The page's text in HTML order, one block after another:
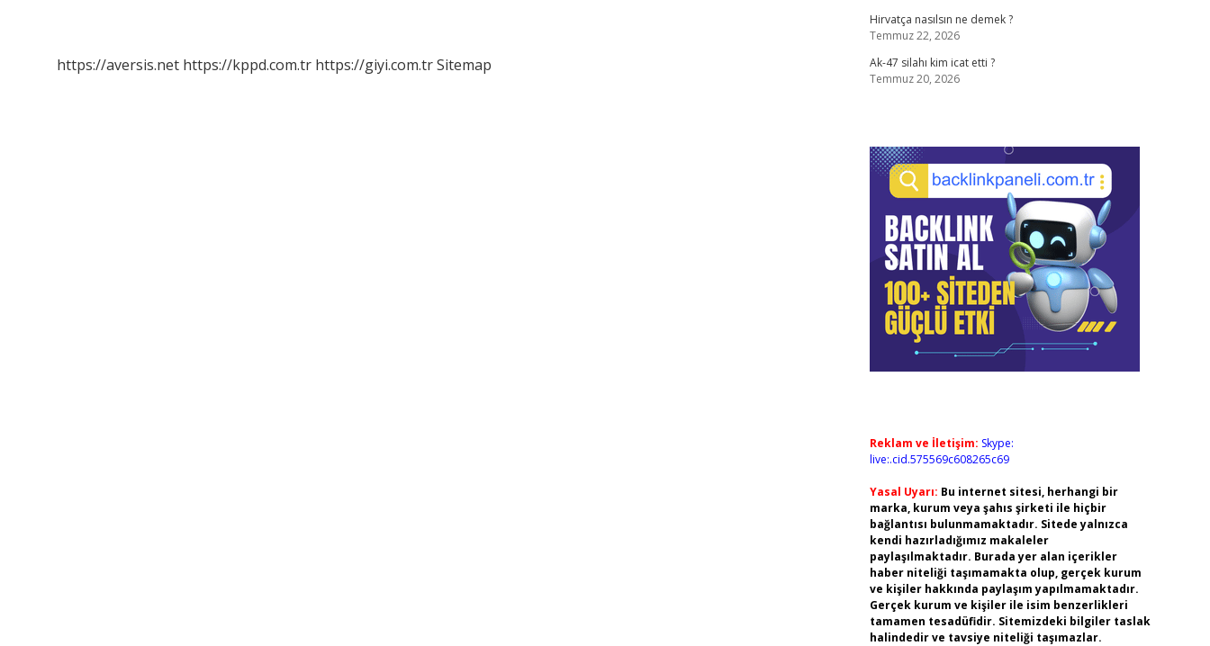
https://aversis.net https://kppd.com.tr https://giyi.com.trSitemap
Hirvatça nasılsın ne demek ?
Temmuz 22, 2026
Ak-47 silahı kim icat etti ?
Temmuz 20, 2026
Reklam ve İletişim: Skype:
live:.cid.575569c608265c69
Yasal Uyarı: Bu internet sitesi, herhangi bir
marka, kurum veya şahıs şirketi ile hiçbir
bağlantısı bulunmamaktadır. Sitede yalnızca
kendi hazırladığımız makaleler
paylaşılmaktadır. Burada yer alan içerikler
haber niteliği taşımamakta olup, gerçek kurum
ve kişiler hakkında paylaşım yapılmamaktadır.
Gerçek kurum ve kişiler ile isim benzerlikleri
tamamen tesadüfidir. Sitemizdeki bilgiler taslak
halindedir ve tavsiye niteliği taşımazlar.